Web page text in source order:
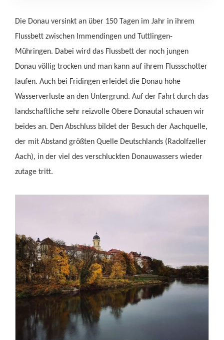
Die Donau versinkt an über 150 Tagen im Jahr in ihrem
Flussbett zwischen Immendingen und Tuttlingen-
Mühringen. Dabei wird das Flussbett der noch jungen
Donau völlig trocken und man kann auf ihrem Flussschotter
laufen. Auch bei Fridingen erleidet die Donau hohe
Wasserverluste an den Untergrund. Auf der Fahrt durch das
landschaftliche sehr reizvolle Obere Donautal schauen wir
beides an. Den Abschluss bildet der Besuch der Aachquelle,
der mit Abstand größten Quelle Deutschlands (Radolfzeller
Aach), in der viel des verschluckten Donauwassers wieder
zutage tritt.